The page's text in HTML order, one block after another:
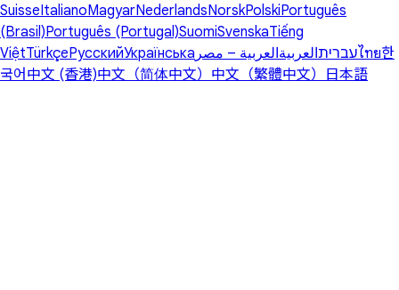
SuisseItalianoMagyarNederlandsNorskPolskiPortuguês
(Brasil)Português (Portugal)SuomiSvenskaTiếng
ViệtTürkçeРусскийУкраїнська עבריתالعربيةالعربية – مصر ไทย한
국어 中文 (香港)中文（简体中文） 中文（繁體中文） 日本語